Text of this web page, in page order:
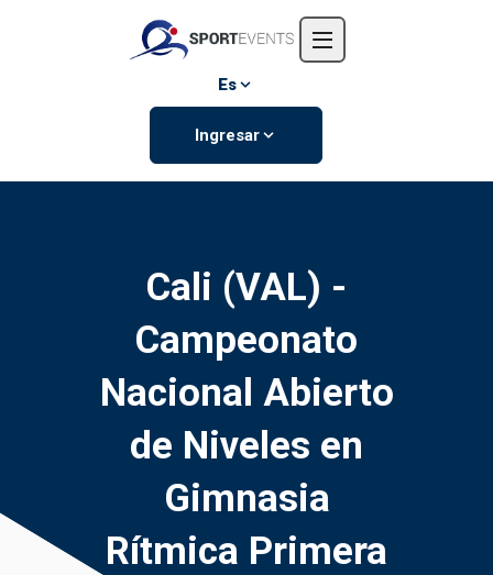
Eventos
Es
Ingresar
Cali (VAL) -
Campeonato
Nacional Abierto
de Niveles en
Gimnasia
Rítmica Primera